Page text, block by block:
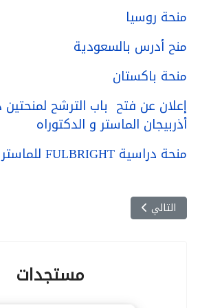
منحة روسيا
منح أدرس بالسعودية
منحة باكستان
إعلان عن فتح باب الترشح
أذربيجان الماستر و الدكتوراه
منحة دراسية FULBRIGHT للماستر
المقال التالي: الأبواب المفتوحة على الجامعة 2024-
التالي
مستجدات